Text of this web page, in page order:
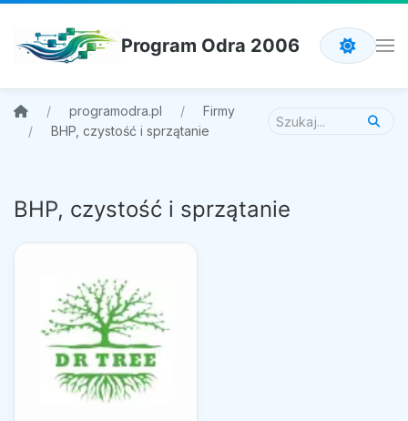
Program Odra 2006
programodra.pl
Firmy
BHP, czystość i sprzątanie
BHP, czystość i sprzątanie